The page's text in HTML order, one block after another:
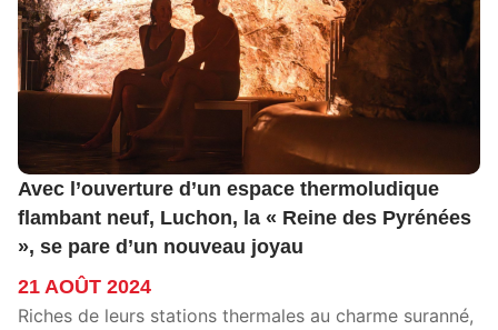
Avec l’ouverture d’un espace thermoludique
flambant neuf, Luchon, la « Reine des Pyrénées
», se pare d’un nouveau joyau
21 AOÛT 2024
Riches de leurs stations thermales au charme suranné,